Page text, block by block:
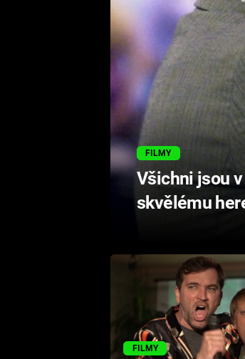
FILMY
Všichni jsou
skvělému
FILMY